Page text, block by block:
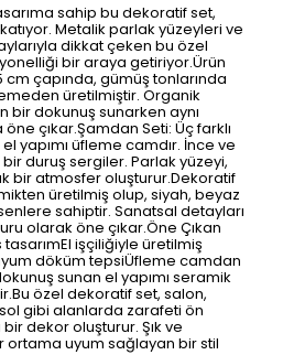
sahip bu dekoratif set,
Metalik parlak yüzeyleri ve
dikkat çeken bu özel
bir araya getiriyor.Ürün
çapında, gümüş tonlarında
üretilmiştir. Organik
bir dokunuş sunarken aynı
öne çıkar.Şamdan Seti: Üç farklı
yapımı üfleme camdır. İnce ve
duruş sergiler. Parlak yüzeyi,
bir atmosfer oluşturur.Dekoratif
üretilmiş olup, siyah, beyaz
sahiptir. Sanatsal detayları
olarak öne çıkar.Öne Çıkan
işçiliğiyle üretilmiş
döküm tepsiÜfleme camdan
sunan el yapımı seramik
özel dekoratif set, salon,
gibi alanlarda zarafeti ön
dekor oluşturur. Şık ve
ortama uyum sağlayan bir stil